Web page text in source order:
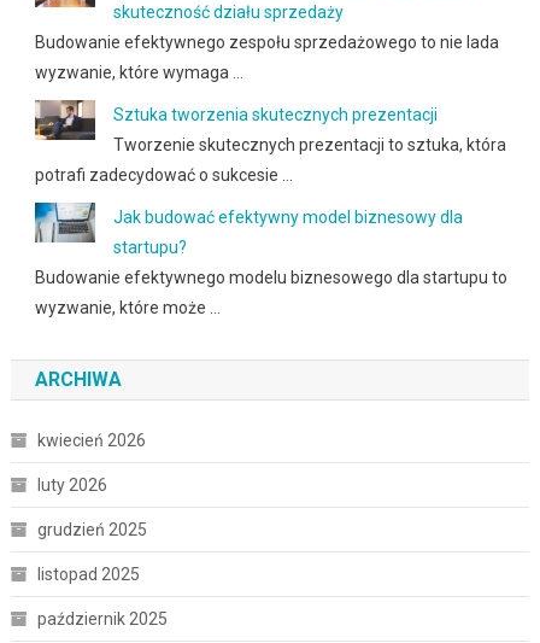
skuteczność działu sprzedaży
Budowanie efektywnego zespołu sprzedażowego to nie lada
wyzwanie, które wymaga …
Sztuka tworzenia skutecznych prezentacji
Tworzenie skutecznych prezentacji to sztuka, która
potrafi zadecydować o sukcesie …
Jak budować efektywny model biznesowy dla
startupu?
Budowanie efektywnego modelu biznesowego dla startupu to
wyzwanie, które może …
ARCHIWA
kwiecień 2026
luty 2026
grudzień 2025
listopad 2025
październik 2025